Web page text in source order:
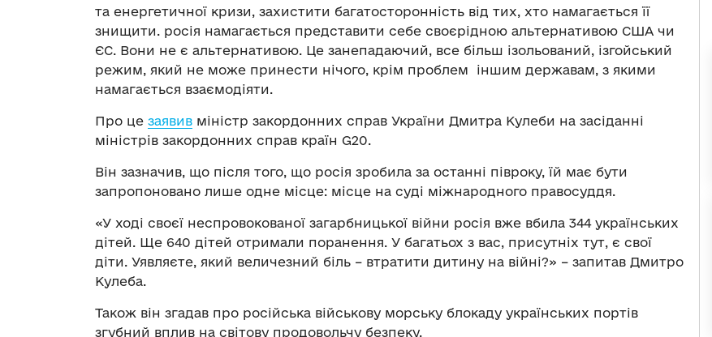
та енергетичної кризи, захистити багатосторонність від тих, хто намагається її
знищити. росія намагається представити себе своєрідною альтернативою США чи
ЄС. Вони не є альтернативою. Це занепадаючий, все більш ізольований, ізгойський
режим, який не може принести нічого, крім проблем іншим державам, з якими
намагається взаємодіяти.
Про це заявив міністр закордонних справ України Дмитра Кулеби на засіданні
міністрів закордонних справ країн G20.
Він зазначив, що після того, що росія зробила за останні півроку, їй має бути
запропоновано лише одне місце: місце на суді міжнародного правосуддя.
«У ході своєї неспровокованої загарбницької війни росія вже вбила 344 українських
дітей. Ще 640 дітей отримали поранення. У багатьох з вас, присутніх тут, є свої
діти. Уявляєте, який величезний біль – втратити дитину на війні?» – запитав Дмитро
Кулеба.
Також він згадав про російська військову морську блокаду українських портів
згубний вплив на світову продовольчу безпеку.